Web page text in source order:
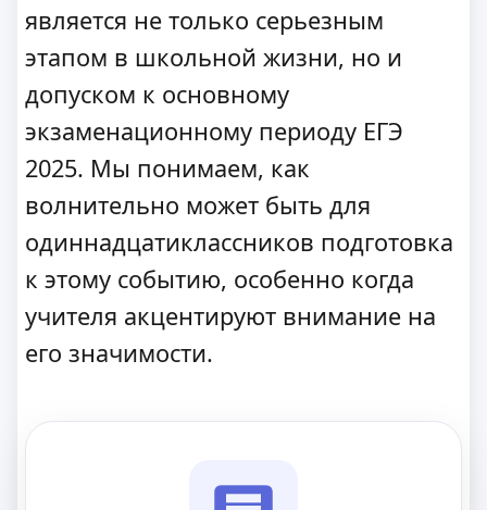
является не только серьезным
этапом в школьной жизни, но и
допуском к основному
экзаменационному периоду ЕГЭ
2025. Мы понимаем, как
волнительно может быть для
одиннадцатиклассников подготовка
к этому событию, особенно когда
учителя акцентируют внимание на
его значимости.